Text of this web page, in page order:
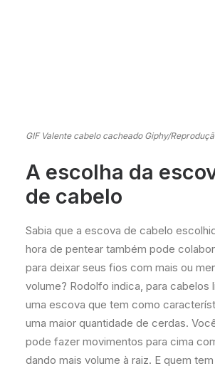
GIF Valente cabelo cacheado Giphy/
A escolha da
de cabelo
Sabia que a escova de cabelo
hora de pentear também pode
para deixar seus fios com mais ou
volume? Rodolfo indica, para cabelos
uma escova que tem como
uma maior quantidade de cerdas.
pode fazer movimentos para cima
dando mais volume à raiz. E quem